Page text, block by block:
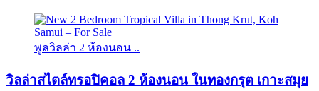
พูลวิลล่า 2 ห้องนอน ..
วิลล่าสไตล์ทรอปิคอล 2 ห้องนอน ในทองกรุต เกาะสมุย